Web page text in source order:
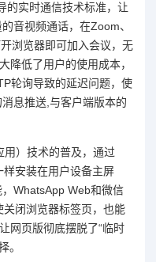
的实时通信技术标准，让
音视频通话，在Zoom、
浏览器即可加入会议，无
降低了用户的使用成本，
轮询导致的延迟问题，使
息推送,与客户端版本的
用）技术的普及，通过
样安装在用户设备主屏
WhatsApp Web和微信
关闭浏览器标签页，也能
网页版彻底摆脱了“临时
。